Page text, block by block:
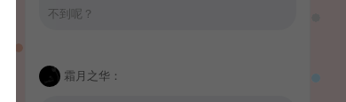
不到呢？
霜月之华：